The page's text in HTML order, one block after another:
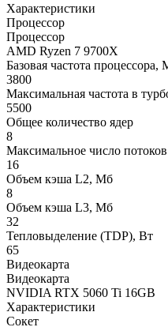
Характеристики
Процессор
Процессор
AMD Ryzen 7 9700X
Базовая частота процессора,
3800
Максимальная частота в
5500
Общее количество ядер
8
Максимальное число потоков
16
Объем кэша L2, Мб
8
Объем кэша L3, Мб
32
Тепловыделение (TDP), Вт
65
Видеокарта
Видеокарта
NVIDIA RTX 5060 Ti 16GB
Характеристики
Сокет